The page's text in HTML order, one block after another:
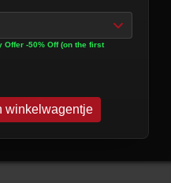
-50% Off (on the first
winkelwagentje